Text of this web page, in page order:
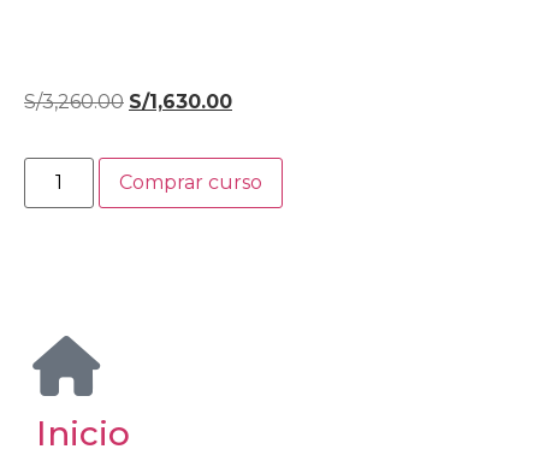
S/3,260.00 S/1,630.00
Comprar curso
Inicio